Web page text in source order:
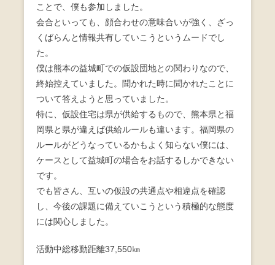
ことで、僕も参加しました。
会合といっても、顔合わせの意味合いが強く、ざっ
くばらんと情報共有していこうというムードでし
た。
僕は熊本の益城町での仮設団地との関わりなので、
終始控えていました。聞かれた時に聞かれたことに
ついて答えようと思っていました。
特に、仮設住宅は県が供給するもので、熊本県と福
岡県と県が違えば供給ルールも違います。福岡県の
ルールがどうなっているかもよく知らない僕には、
ケースとして益城町の場合をお話するしかできない
です。
でも皆さん、互いの仮設の共通点や相違点を確認
し、今後の課題に備えていこうという積極的な態度
には関心しました。
活動中総移動距離37,550㎞